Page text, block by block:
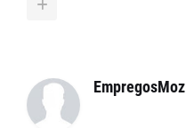
EmpregosMoz